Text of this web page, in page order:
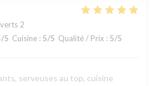
2
/5 Cuisine : 5/5 Qualité / Prix : 5/5
serveuses au top, cuisine